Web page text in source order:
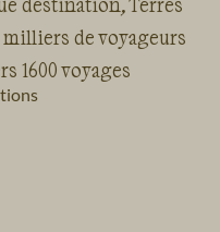
de voyageurs
1600 voyages